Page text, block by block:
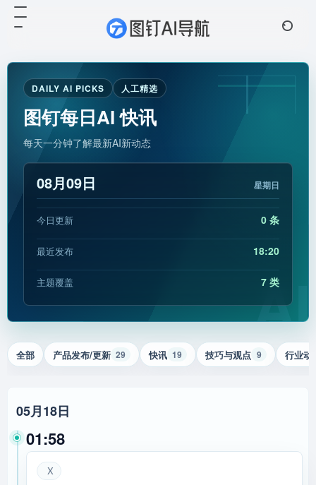
AI
DAILY AI PICKS 人工精选
图钉每日AI 快讯
每天一分钟了解最新AI新动态
08月09日 星期日
今日更新 0 条
最近发布 18:20
主题覆盖 7 类
全部 产品发布/更新 29 快讯 19 技巧与观点 9 行业动
05月18日
01:58
X